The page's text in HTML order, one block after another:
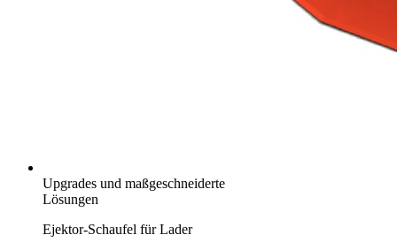
Upgrades und maßgeschneiderte
Lösungen
Ejektor-Schaufel für Lader